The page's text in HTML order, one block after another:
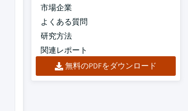
市場企業
よくある質問
研究方法
関連レポート
無料のPDFをダウンロード